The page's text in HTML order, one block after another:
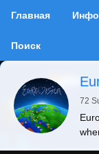
Главная Инфо
Поиск
72